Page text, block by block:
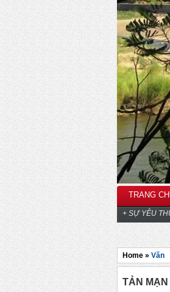
TRANG
+ SỰ YÊU
Home » Văn
TẢN